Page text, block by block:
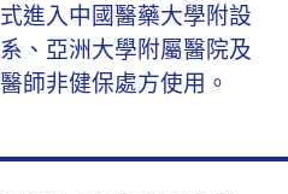
進入中國醫藥大學附設
、亞洲大學附屬醫院及
師非健保處方使用。